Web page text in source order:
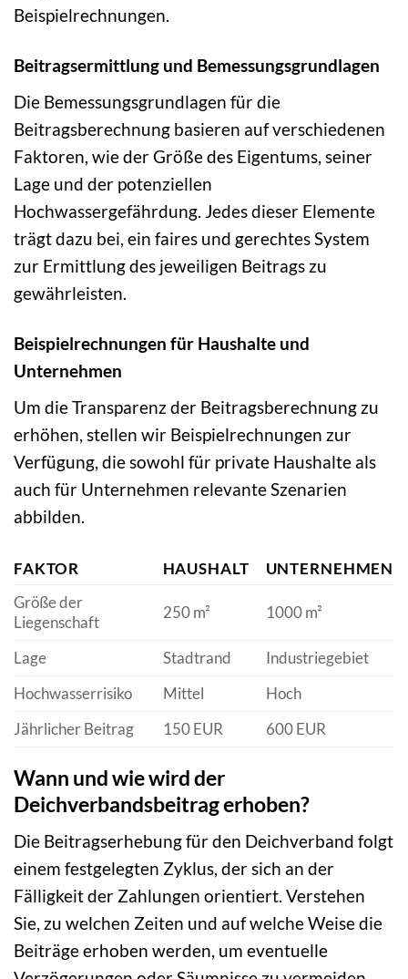
Beispielrechnungen.
Beitragsermittlung und Bemessungsgrundlagen
Die Bemessungsgrundlagen für die
Beitragsberechnung basieren auf verschiedenen
Faktoren, wie der Größe des Eigentums, seiner
Lage und der potenziellen
Hochwassergefährdung. Jedes dieser Elemente
trägt dazu bei, ein faires und gerechtes System
zur Ermittlung des jeweiligen Beitrags zu
gewährleisten.
Beispielrechnungen für Haushalte und
Unternehmen
Um die Transparenz der Beitragsberechnung zu
erhöhen, stellen wir Beispielrechnungen zur
Verfügung, die sowohl für private Haushalte als
auch für Unternehmen relevante Szenarien
abbilden.
FAKTOR HAUSHALT
UNTERNEHMEN
Größe der
Liegenschaft
250 m² 1000 m²
Lage Stadtrand
Industriegebiet
Hochwasserrisiko
Mittel
Hoch
Jährlicher Beitrag
150 EUR 600 EUR
Wann und wie wird der
Deichverbandsbeitrag erhoben?
Die Beitragserhebung für den Deichverband folgt
einem festgelegten Zyklus, der sich an der
Fälligkeit der Zahlungen orientiert. Verstehen
Sie, zu welchen Zeiten und auf welche Weise die
Beiträge erhoben werden, um eventuelle